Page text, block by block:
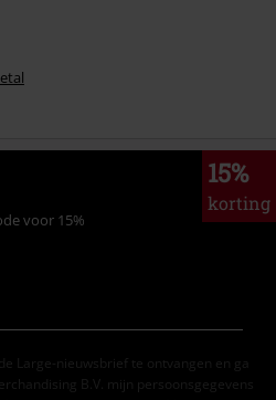
15%
korting
voor 15%
Large-nieuwsbrief te ontvangen en ga
B.V. mijn persoonsgegevens